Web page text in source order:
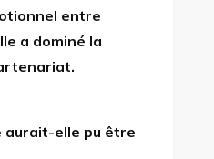
entre
a dominé la
aurait-elle pu être